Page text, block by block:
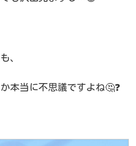
、
本当に不思議ですよね🤔❓